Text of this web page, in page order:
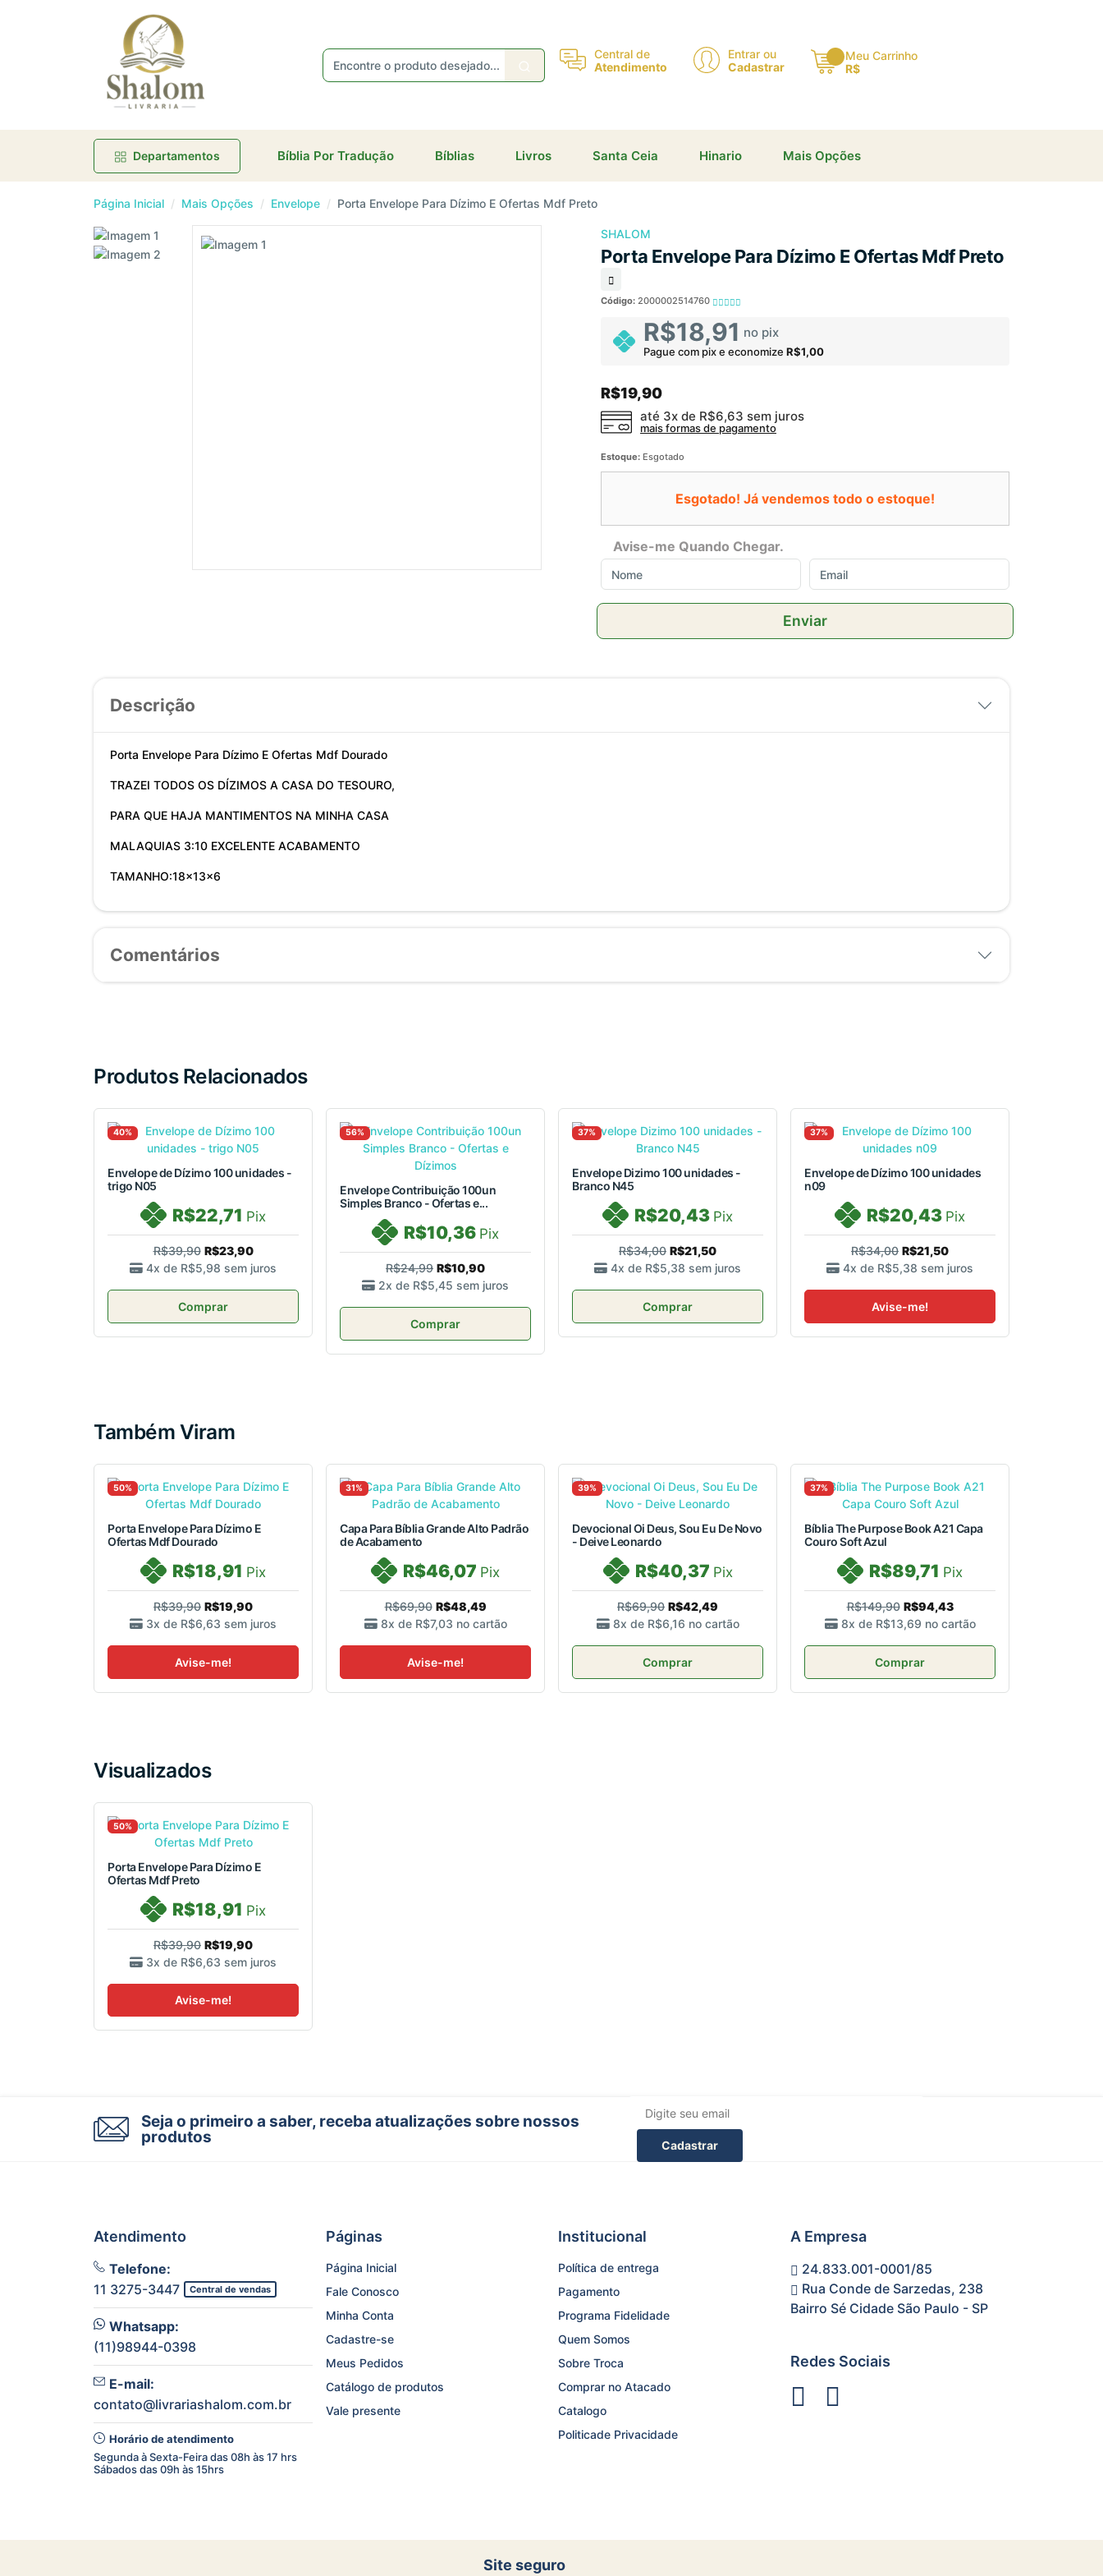
Central de
Atendimento
Entrar ou
Cadastrar
Meu Carrinho
R$
Departamentos Bíblia Por Tradução Bíblias Livros Santa Ceia Hinario Mais Opções
Página Inicial Mais Opções Envelope Porta Envelope Para Dízimo E Ofertas Mdf Preto
SHALOM
Porta Envelope Para Dízimo E Ofertas Mdf Preto
Código: 2000002514760
R$18,91 no pix
Pague com pix e economize R$1,00
R$19,90
até 3x de R$6,63 sem juros
mais formas de pagamento
Estoque: Esgotado
Esgotado! Já vendemos todo o estoque!
Avise-me Quando Chegar.
Enviar
Descrição
Porta Envelope Para Dízimo E Ofertas Mdf Dourado
TRAZEI TODOS OS DÍZIMOS A CASA DO TESOURO,
PARA QUE HAJA MANTIMENTOS NA MINHA CASA
MALAQUIAS 3:10 EXCELENTE ACABAMENTO
TAMANHO:18x13x6
Comentários
Produtos Relacionados
40%
Envelope de Dízimo 100 unidades -
trigo N05
R$22,71 Pix
R$39,90 R$23,90
4x de R$5,98 sem juros
Comprar
56%
Envelope Contribuição 100un
Simples Branco - Ofertas e...
R$10,36 Pix
R$24,99 R$10,90
2x de R$5,45 sem juros
Comprar
37%
Envelope Dizimo 100 unidades -
Branco N45
R$20,43 Pix
R$34,00 R$21,50
4x de R$5,38 sem juros
Comprar
37%
Envelope de Dízimo 100 unidades
n09
R$20,43 Pix
R$34,00 R$21,50
4x de R$5,38 sem juros
Avise-me!
Também Viram
50%
Porta Envelope Para Dízimo E
Ofertas Mdf Dourado
R$18,91 Pix
R$39,90 R$19,90
3x de R$6,63 sem juros
Avise-me!
31%
Capa Para Bíblia Grande Alto Padrão
de Acabamento
R$46,07 Pix
R$69,90 R$48,49
8x de R$7,03 no cartão
Avise-me!
39%
Devocional Oi Deus, Sou Eu De Novo
- Deive Leonardo
R$40,37 Pix
R$69,90 R$42,49
8x de R$6,16 no cartão
Comprar
37%
Bíblia The Purpose Book A21 Capa
Couro Soft Azul
R$89,71 Pix
R$149,90 R$94,43
8x de R$13,69 no cartão
Comprar
Visualizados
50%
Porta Envelope Para Dízimo E
Ofertas Mdf Preto
R$18,91 Pix
R$39,90 R$19,90
3x de R$6,63 sem juros
Avise-me!
Receba ofertas e descontos exclusivos ×
Não gosto de promoções! Enviar
Seja o primeiro a saber, receba atualizações sobre nossos
produtos
Cadastrar
Atendimento
Telefone:
11 3275-3447
Central de vendas
Whatsapp:
(11)98944-0398
E-mail:
contato@livrariashalom.com.br
Horário de atendimento
Segunda à Sexta-Feira das 08h às 17 hrs
Sábados das 09h às 15hrs
Páginas
Página Inicial
Fale Conosco
Minha Conta
Cadastre-se
Meus Pedidos
Catálogo de produtos
Vale presente
Institucional
Política de entrega
Pagamento
Programa Fidelidade
Quem Somos
Sobre Troca
Comprar no Atacado
Catalogo
Politicade Privacidade
A Empresa
24.833.001-0001/85
Rua Conde de Sarzedas, 238
Bairro Sé Cidade São Paulo - SP
Redes Sociais
Site seguro